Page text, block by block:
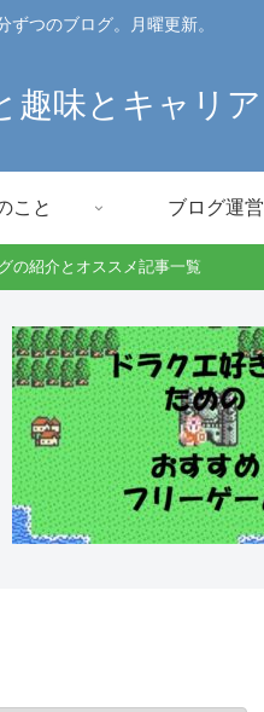
ずつのブログ。月曜更新。
趣味とキャリア
こと ブログ運営
の紹介とオススメ記事一覧